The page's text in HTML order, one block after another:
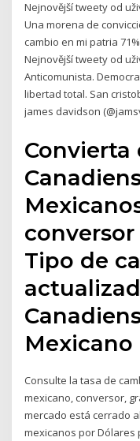
Nejnovější tweety od
Una morena de
cambio en mi patria
Nejnovější tweety od
Anticomunista.
libertad total. San
james davidson
Convierta
Tipo de
Mexicano
Consulte la tasa de
mexicano, conversor,
mercado está cerrado
mexicanos por Dólares